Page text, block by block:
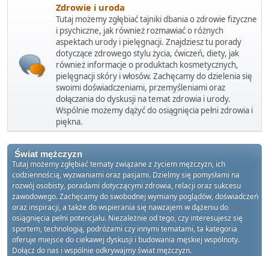
Zdrowie i uroda
Tutaj możemy zgłębiać tajniki dbania o zdrowie fizyczne
i psychiczne, jak również rozmawiać o różnych
aspektach urody i pielęgnacji. Znajdziesz tu porady
dotyczące zdrowego stylu życia, ćwiczeń, diety, jak
również informacje o produktach kosmetycznych,
pielęgnacji skóry i włosów. Zachęcamy do dzielenia się
swoimi doświadczeniami, przemyśleniami oraz
dołączania do dyskusji na temat zdrowia i urody.
Wspólnie możemy dążyć do osiągnięcia pełni zdrowia i
piękna.
Świat mężczyzn
Tutaj możemy zgłębiać tematy związane z życiem mężczyzn, ich
codziennością, wyzwaniami oraz pasjami. Dzielmy się pomysłami na
rozwój osobisty, poradami dotyczącymi zdrowia, relacji oraz sukcesu
zawodowego. Zachęcamy do swobodnej wymiany poglądów, doświadczeń
oraz inspiracji, a także do wspierania się nawzajem w dążeniu do
osiągnięcia pełni potencjału. Niezależnie od tego, czy interesujesz się
sportem, technologią, podróżami czy innymi tematami, ta kategoria
oferuje miejsce do ciekawej dyskusji i budowania męskiej wspólnoty.
Dołącz do nas i wspólnie odkrywajmy świat mężczyzn.